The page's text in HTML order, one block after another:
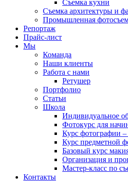
Съемка кухни
Съемка архитектуры и
Промышленная
Репортаж
Прайс-лист
Мы
Команда
Наши клиенты
Работа с нами
Ретушер
Портфолио
Статьи
Школа
Индивидуальное
Фотокурс для
Курс фотографии
Курс предметной
Базовый курс
Организация и
Мастер-класс по
Контакты